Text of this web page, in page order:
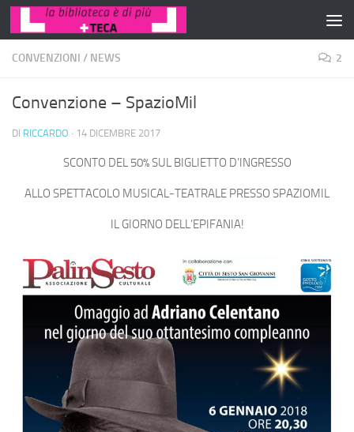
Salta al contenuto
CONVENZIONI / NEWS 2
Convenzione – SpazioMil
DI RICCARDO · 14 DICEMBRE 2017
SCONTO DEL 50% SUL BIGLIETTO D’INGRESSO
ALLO SPETTACOLO MUSICAL-TEATRALE PRESSO SPAZIOMIL
IL GIORNO DELL’EPIFANIA!